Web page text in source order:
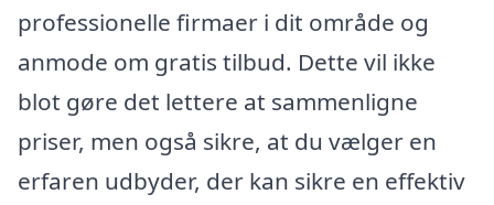
professionelle firmaer i dit område og
anmode om gratis tilbud. Dette vil ikke
blot gøre det lettere at sammenligne
priser, men også sikre, at du vælger en
erfaren udbyder, der kan sikre en effektiv